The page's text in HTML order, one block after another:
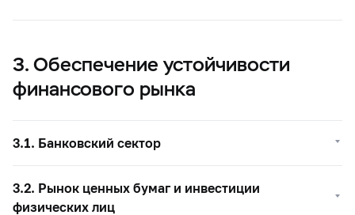
3. Обеспечение устойчивости
финансового рынка
3.1. Банковский сектор
3.2. Рынок ценных бумаг и инвестиции
физических лиц